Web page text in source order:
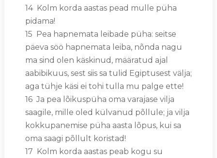
14 Kolm korda aastas pead mulle püha
pidama!
15 Pea hapnemata leibade püha: seitse
päeva söö hapnemata leiba, nõnda nagu
ma sind olen käskinud, määratud ajal
aabibikuus, sest siis sa tulid Egiptusest välja;
aga tühje käsi ei tohi tulla mu palge ette!
16 Ja pea lõikuspüha oma varajase vilja
saagile, mille oled külvanud põllule; ja vilja
kokkupanemise püha aasta lõpus, kui sa
oma saagi põllult koristad!
17 Kolm korda aastas peab kogu su